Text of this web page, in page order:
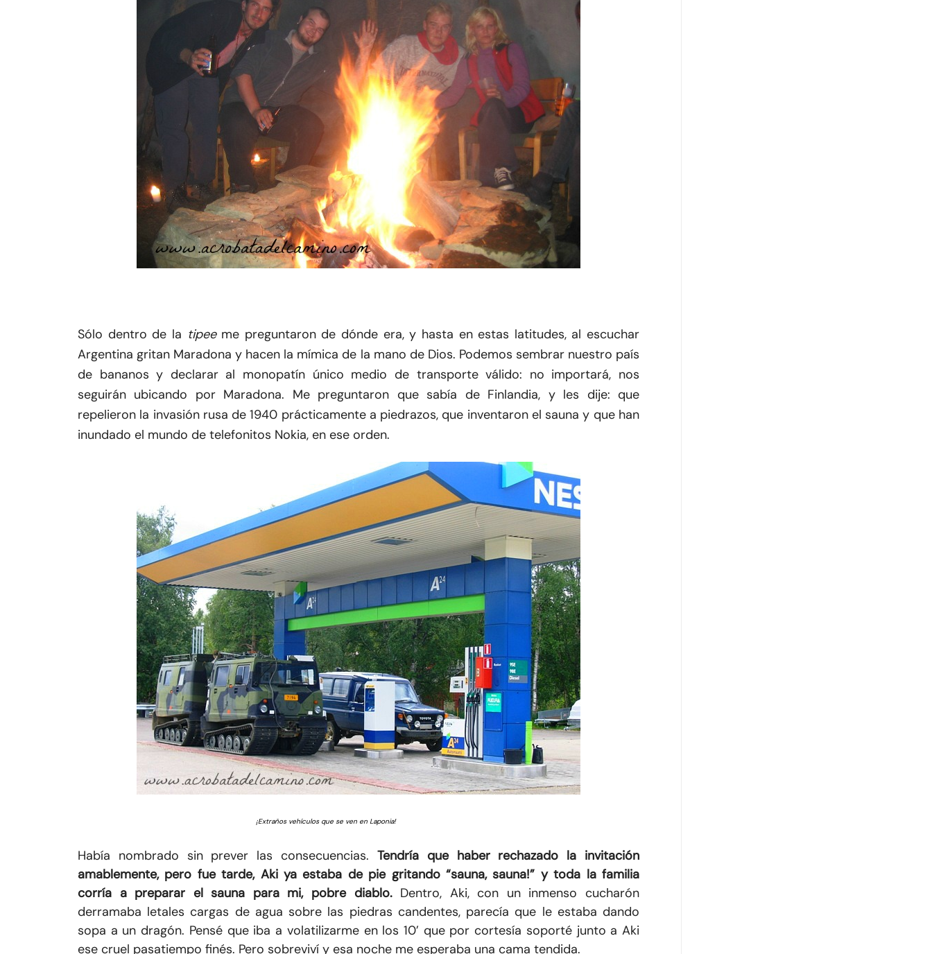
Sólo dentro de la tipeeme preguntaron de dónde era, y hasta en estas latitudes, al escuchar
Argentina gritan Maradona y hacen la mímica de la mano de Dios. Podemos sembrar nuestro país
de bananos y declarar al monopatín único medio de transporte válido: no importará, nos
seguirán ubicando por Maradona. Me preguntaron que sabía de Finlandia, y les dije: que
repelieron la invasión rusa de 1940 prácticamente a piedrazos, que inventaron el sauna y que han
inundado el mundo de telefonitos Nokia, en ese orden.
¡Extraños vehículos que se ven en Laponia!
Había nombrado sin prever las consecuencias. Tendría que haber rechazado la invitación
amablemente, pero fue tarde, Aki ya estaba de pie gritando “sauna, sauna!” y toda la familia
corría a preparar el sauna para mi, pobre diablo.Dentro, Aki, con un inmenso cucharón
derramaba letales cargas de agua sobre las piedras candentes, parecía que le estaba dando
sopa a un dragón. Pensé que iba a volatilizarme en los 10’ que por cortesía soporté junto a Aki
ese cruel pasatiempo finés. Pero sobreviví y esa noche me esperaba una cama tendida.